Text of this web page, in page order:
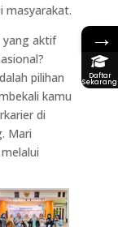
masyarakat.
yang aktif
pilihan
kamu
di
Mari
→
Daftar
Sekarang